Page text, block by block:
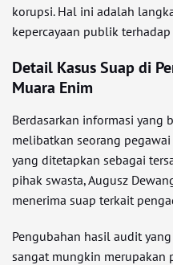
korupsi. Hal ini adalah
kepercayaan publik
Detail Kasus Suap di
Muara Enim
Berdasarkan informasi yang
melibatkan seorang
yang ditetapkan sebagai
pihak swasta, Augusz
menerima suap terkait
Pengubahan hasil audit
sangat mungkin merupakan